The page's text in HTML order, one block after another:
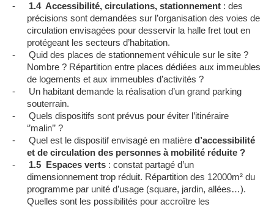
-
1.4 Accessibilité, circulations, stationnement : des
précisions sont demandées sur l’organisation des voies de
circulation envisagées pour desservir la halle fret tout en
protégeant les secteurs d’habitation.
-
Quid des places de stationnement véhicule sur le site ?
Nombre ? Répartition entre places dédiées aux immeubles
de logements et aux immeubles d’activités ?
-
Un habitant demande la réalisation d’un grand parking
souterrain.
-
Quels dispositifs sont prévus pour éviter l’itinéraire
‘’malin’’ ?
-
Quel est le dispositif envisagé en matière d’accessibilité
et de circulation des personnes à mobilité réduite ?
-
1.5 Espaces verts : constat partagé d’un
dimensionnement trop réduit. Répartition des 12000m² du
programme par unité d’usage (square, jardin, allées…).
Quelles sont les possibilités pour accroître les